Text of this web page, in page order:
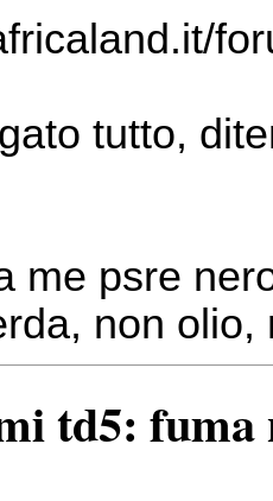
tutto,
me psre
non
td5: fuma